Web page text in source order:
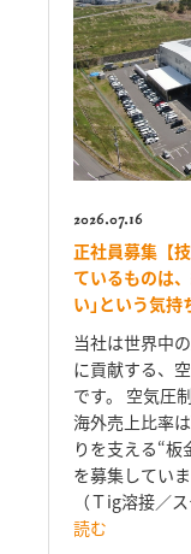
2026.07.16
正社員募集【
ているものは
い｣という気持
当社は世界中
に貢献する、
です。 空気圧
海外売上比率
りを支える“
を募集してい
（Ｔig溶接／
読む